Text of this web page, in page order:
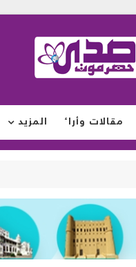
مقالات وأراء المزيد